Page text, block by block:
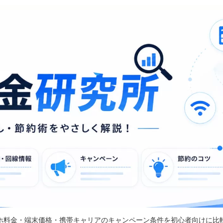
料金・端末価格・携帯キャリアのキャンペーン条件を初心者向けに比